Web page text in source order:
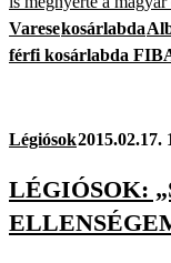
Varesekosárlabda
férfi kosárlabda
Légiósok2015.02.17.
LÉGIÓSOK: